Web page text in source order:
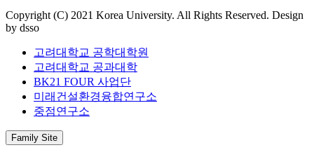
Copyright (C) 2021 Korea University. All Rights Reserved. Design
by dsso
고려대학교 공학대학원
고려대학교 공과대학
BK21 FOUR 사업단
미래건설환경융합연구소
중점연구소
Family Site